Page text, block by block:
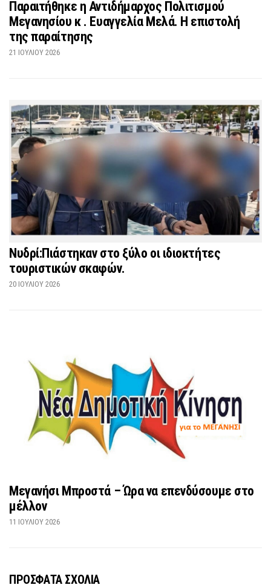
Παραιτήθηκε η Αντιδήμαρχος Πολιτισμού
Μεγανησίου κ . Ευαγγελία Μελά. Η επιστολή
της παραίτησης
21 ΙΟΥΛΊΟΥ 2026
Νυδρί:Πιάστηκαν στο ξύλο οι ιδιοκτήτες
τουριστικών σκαφών.
20 ΙΟΥΛΊΟΥ 2026
Μεγανήσι Μπροστά – Ώρα να επενδύσουμε στο
μέλλον
11 ΙΟΥΛΊΟΥ 2026
ΠΡΟΣΦΑΤΑ ΣΧΟΛΙΑ